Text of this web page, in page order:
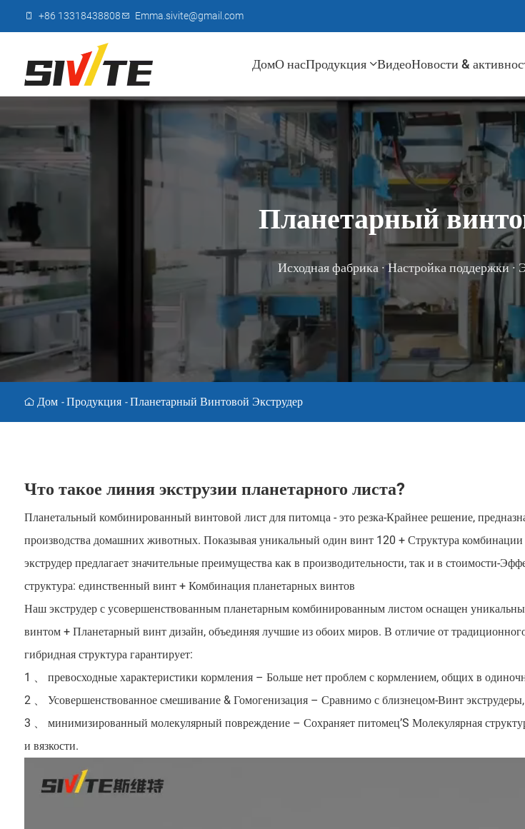
+86 13318438808 Emma.sivite@gmail.com
ДомО насПродукция ВидеоНовости &
Планетарный
Исходная фабрика · Настройка поддержки ·
Дом - Продукция - Планетарный Винтовой Экструдер
Что такое линия экструзии планетарного листа?
Планетальный комбинированный винтовой лист для питомца - это резка-Крайнее решение,
производства домашних животных. Показывая уникальный один винт 120 + Структура комбинации
экструдер предлагает значительные преимущества как в производительности, так и в стоимости-
структура: единственный винт + Комбинация планетарных винтов
Наш экструдер с усовершенствованным планетарным комбинированным листом оснащен
винтом + Планетарный винт дизайн, объединяя лучшие из обоих миров. В отличие от
гибридная структура гарантирует:
1 、 превосходные характеристики кормления – Больше нет проблем с кормлением, общих в
2 、 Усовершенствованное смешивание & Гомогенизация – Сравнимо с близнецом-Винт экструдеры,
3 、 минимизированный молекулярный повреждение – Сохраняет питомец’S Молекулярная
и вязкости.